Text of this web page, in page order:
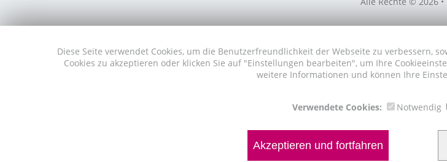
Diese Seite verwendet Cookies, um die Benutzerfreundlichkeit der Webseite zu verbessern,
Cookies zu akzeptieren oder klicken Sie auf "Einstellungen bearbeiten", um Ihre
weitere Informationen und können Ihre
Verwendete Cookies: Notwendig
Akzeptieren und fortfahren